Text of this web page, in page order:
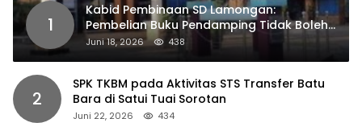
1
Kabid Pembinaan SD Lamongan:
Pembelian Buku Pendamping Tidak Boleh
Dipaksakan
Juni 18, 2026 438
2
SPK TKBM pada Aktivitas STS Transfer Batu
Bara di Satui Tuai Sorotan
Juni 22, 2026 434